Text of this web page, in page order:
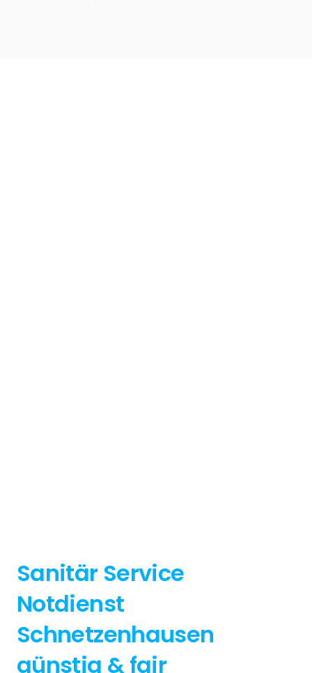
Sanitär Service
Notdienst
Schnetzenhausen
günstig & fair